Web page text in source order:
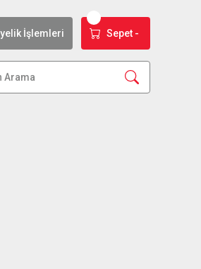
İşlemleri Sepet -